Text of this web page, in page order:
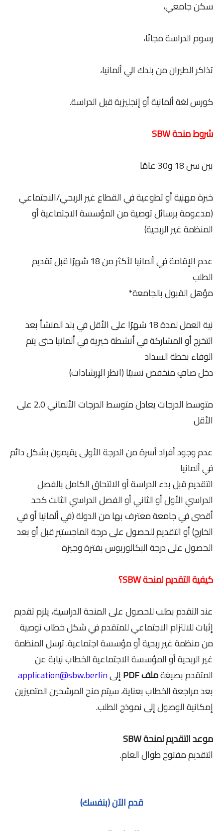
سكن جامعي،
رسوم الدراسة مجانًا،
تذاكر الطيران من بلدك الي ألمانيا،
كورس لغة ألمانية أو إنجليزية قبل الدراسة.
شروط منحة SBW
بين سن 18 و30 عامًا
خبرة مهنية أو تطوعية في القطاع غير الربحي/الاجتماعي
(مدعومة برسائل توصية من المؤسسة الاجتماعية أو
المنظمة غير الربحية)
عدم الإقامة في ألمانيا لأكثر من 18 شهرًا قبل تقديم
الطلب
مؤهل القبول بالجامعة*
نية العمل لمدة 18 شهرًا على الأقل في بلد المنشأ بعد
التخرج أو المشاركة في أنشطة خيرية في ألمانيا حتى يتم
الوفاء بخطة السداد
دخل صافٍ منخفض نسبيًا (انظر الإرشادات)
متوسط ​​الدرجات يعادل متوسط ​​الدرجات الألماني 2.0 على
الأقل
عدم وجود أفراد أسرة من الدرجة الأولى يقيمون بشكل دائم
في ألمانيا
التقديم قبل بدء الدراسة أو الالتحاق الكامل بالفصل
الدراسي الأول أو الثاني أو الفصل الدراسي الثالث كحد
أقصى في جامعة معترف بها من الدولة (في ألمانيا أو في
الخارج) أو التقديم للحصول على درجة الماجستير قبل أو بعد
الحصول على درجة البكالوريوس بفترة وجيزة
كيفية التقديم لمنحة SBW؟
عند التقدم بطلب للحصول على المنحة الدراسية، يلزم تقديم
إثبات للالتزام الاجتماعي للمتقدم في شكل خطاب توصية
من منظمة غير ربحية أو مؤسسة اجتماعية. ترسل المنظمة
غير الربحية أو المؤسسة الاجتماعية الخطاب نيابة عن
المتقدم بصيغةملف PDF إلىapplication@sbw.berlin
بعد مراجعة الخطاب بعناية، سيتم منح المرشحين المتميزين
إمكانية الوصول إلى نموذج الطلب.
موعد التقديم لمنحة SBW
التقديم مفتوح طوال العام.
قدم الآن (بنفسك)